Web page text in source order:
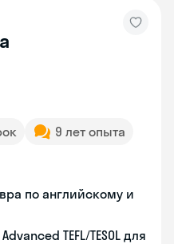
9 лет опыта
по английскому и
TEFL/TESOL для